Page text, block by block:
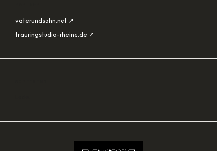
vaterundsohn.net ↗
trauringstudio-rheine.de ↗